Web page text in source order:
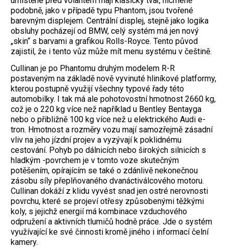
podobně, jako v případě typu Phantom, jsou tvořené
barevným displejem. Centrální displej, stejně jako logika
obsluhy pocházejí od BMW, celý systém má jen nový
„skin“ s barvami a grafikou Rolls-Royce. Tento původ
zajistil, že i tento vůz může mít menu systému v češtině.
Cullinan je po Phantomu druhým modelem R-R
postaveným na základě nově vyvinuté hliníkové platformy,
kterou postupně využijí všechny typové řady této
automobilky. I tak má ale pohotovostní hmotnost 2660 kg,
což je o 220 kg více než například u Bentley Bentayga
nebo o přibližně 100 kg více než u elektrického Audi e-
tron. Hmotnost a rozměry vozu mají samozřejmě zásadní
vliv na jeho jízdní projev a vyzývají k poklidnému
cestování. Pohyb po dálnicích nebo širokých silnicích s
hladkým -povrchem je v tomto voze skutečným
potěšením, opírajícím se také o zdánlivě nekonečnou
zásobu síly přeplňovaného dvanáctiválcového motoru.
Cullinan dokáží z klidu vyvést snad jen ostré nerovnosti
povrchu, které se projeví otřesy způsobenými těžkými
koly, s jejichž energií má kombinace vzduchového
odpružení a aktivních tlumičů hodně práce. Jde o systém
využívající ke své činnosti kromě jiného i informací čelní
kamery.